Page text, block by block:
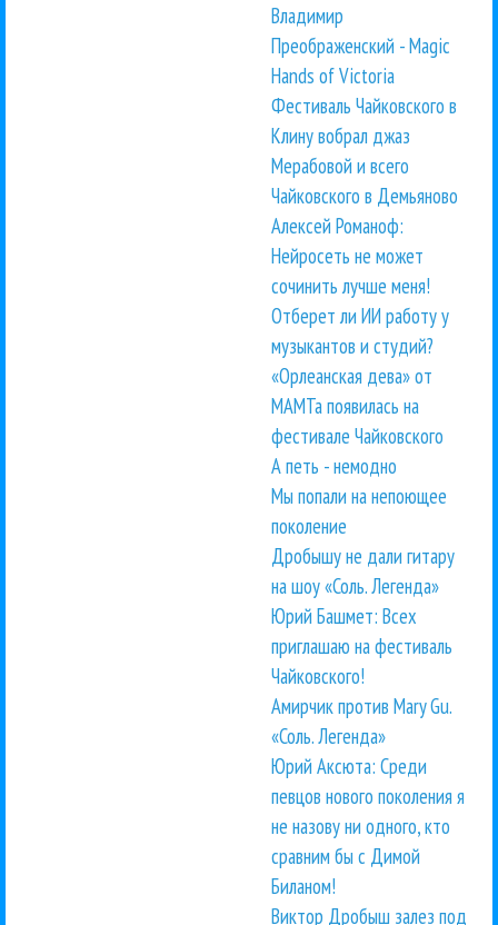
Владимир
Преображенский - Magic
Hands of Victoria
Фестиваль Чайковского в
Клину вобрал джаз
Мерабовой и всего
Чайковского в Демьяново
Алексей Романоф:
Нейросеть не может
сочинить лучше меня!
Отберет ли ИИ работу у
музыкантов и студий?
«Орлеанская дева» от
МАМТа появилась на
фестивале Чайковского
А петь - немодно
Мы попали на непоющее
поколение
Дробышу не дали гитару
на шоу «Соль. Легенда»
Юрий Башмет: Всех
приглашаю на фестиваль
Чайковского!
Амирчик против Mary Gu.
«Соль. Легенда»
Юрий Аксюта: Среди
певцов нового поколения я
не назову ни одного, кто
сравним бы с Димой
Биланом!
Виктор Дробыш залез под